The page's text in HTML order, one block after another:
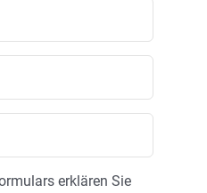
erklären Sie